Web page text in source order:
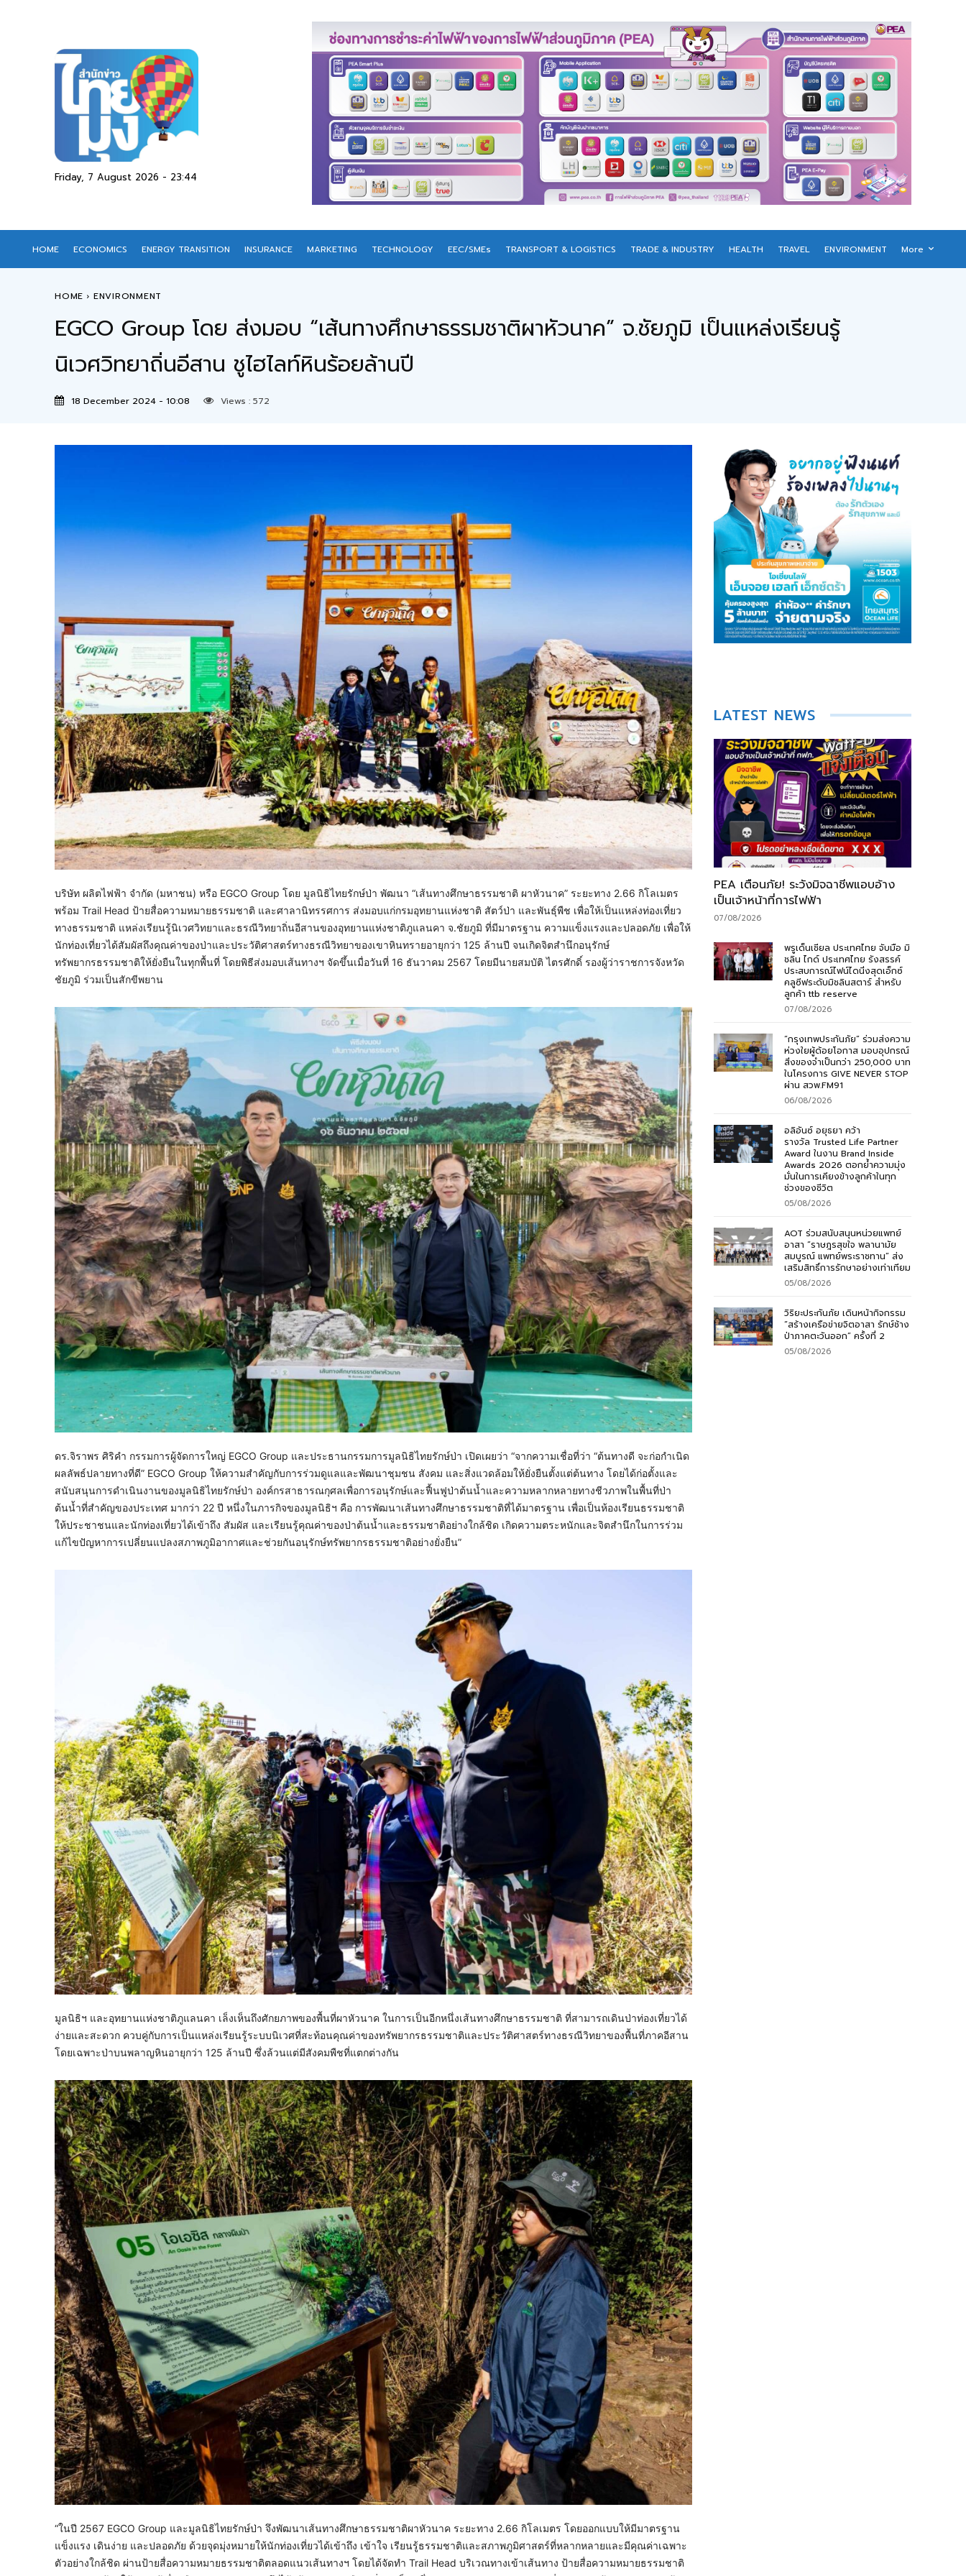
Friday, 7 August 2026 - 23:44
HOME ECONOMICS ENERGY TRANSITION INSURANCE MARKETING TECHNOLOGY EEC/SMEs TRANSPORT & LOGISTICS TRADE & INDUSTRY HEALTH TRAVEL ENVIRONMENT More
HOME ENVIRONMENT
EGCO Group โดย ส่งมอบ “เส้นทางศึกษาธรรมชาติผาหัวนาค” จ.ชัยภูมิ เป็นแหล่งเรียนรู้
นิเวศวิทยาถิ่นอีสาน ชูไฮไลท์หินร้อยล้านปี
18 December 2024 - 10:08 Views : 572
บริษัท ผลิตไฟฟ้า จำกัด (มหาชน) หรือ EGCO Group โดย มูลนิธิไทยรักษ์ป่า พัฒนา “เส้นทางศึกษาธรรมชาติ ผาหัวนาค” ระยะทาง 2.66 กิโลเมตร
พร้อม Trail Head ป้ายสื่อความหมายธรรมชาติ และศาลานิทรรศการ ส่งมอบแก่กรมอุทยานแห่งชาติ สัตว์ป่า และพันธุ์พืช เพื่อให้เป็นแหล่งท่องเที่ยว
ทางธรรมชาติ แหล่งเรียนรู้นิเวศวิทยาและธรณีวิทยาถิ่นอีสานของอุทยานแห่งชาติภูแลนคา จ.ชัยภูมิ ที่มีมาตรฐาน ความแข็งแรงและปลอดภัย เพื่อให้
นักท่องเที่ยวได้สัมผัสถึงคุณค่าของป่าและประวัติศาสตร์ทางธรณีวิทยาของเขาหินทรายอายุกว่า 125 ล้านปี จนเกิดจิตสำนึกอนุรักษ์
ทรัพยากรธรรมชาติให้ยั่งยืนในทุกพื้นที่ โดยพิธีส่งมอบเส้นทางฯ จัดขึ้นเมื่อวันที่ 16 ธันวาคม 2567 โดยมีนายสมบัติ ไตรศักดิ์ รองผู้ว่าราชการจังหวัด
ชัยภูมิ ร่วมเป็นสักขีพยาน
ดร.จิราพร ศิริคำ กรรมการผู้จัดการใหญ่ EGCO Group และประธานกรรมการมูลนิธิไทยรักษ์ป่า เปิดเผยว่า “จากความเชื่อที่ว่า “ต้นทางดี จะก่อกำเนิด
ผลลัพธ์ปลายทางที่ดี” EGCO Group ให้ความสำคัญกับการร่วมดูแลและพัฒนาชุมชน สังคม และสิ่งแวดล้อมให้ยั่งยืนตั้งแต่ต้นทาง โดยได้ก่อตั้งและ
สนับสนุนการดำเนินงานของมูลนิธิไทยรักษ์ป่า องค์กรสาธารณกุศลเพื่อการอนุรักษ์และฟื้นฟูป่าต้นน้ำและความหลากหลายทางชีวภาพในพื้นที่ป่า
ต้นน้ำที่สำคัญของประเทศ มากว่า 22 ปี หนึ่งในภารกิจของมูลนิธิฯ คือ การพัฒนาเส้นทางศึกษาธรรมชาติที่ได้มาตรฐาน เพื่อเป็นห้องเรียนธรรมชาติ
ให้ประชาชนและนักท่องเที่ยวได้เข้าถึง สัมผัส และเรียนรู้คุณค่าของป่าต้นน้ำและธรรมชาติอย่างใกล้ชิด เกิดความตระหนักและจิตสำนึกในการร่วม
แก้ไขปัญหาการเปลี่ยนแปลงสภาพภูมิอากาศและช่วยกันอนุรักษ์ทรัพยากรธรรมชาติอย่างยั่งยืน”
มูลนิธิฯ และอุทยานแห่งชาติภูแลนคา เล็งเห็นถึงศักยภาพของพื้นที่ผาหัวนาค ในการเป็นอีกหนึ่งเส้นทางศึกษาธรรมชาติ ที่สามารถเดินป่าท่องเที่ยวได้
ง่ายและสะดวก ควบคู่กับการเป็นแหล่งเรียนรู้ระบบนิเวศที่สะท้อนคุณค่าของทรัพยากรธรรมชาติและประวัติศาสตร์ทางธรณีวิทยาของพื้นที่ภาคอีสาน
โดยเฉพาะป่าบนพลาญหินอายุกว่า 125 ล้านปี ซึ่งล้วนแต่มีสังคมพืชที่แตกต่างกัน
“ในปี 2567 EGCO Group และมูลนิธิไทยรักษ์ป่า จึงพัฒนาเส้นทางศึกษาธรรมชาติผาหัวนาค ระยะทาง 2.66 กิโลเมตร โดยออกแบบให้มีมาตรฐาน
แข็งแรง เดินง่าย และปลอดภัย ด้วยจุดมุ่งหมายให้นักท่องเที่ยวได้เข้าถึง เข้าใจ เรียนรู้ธรรมชาติและสภาพภูมิศาสตร์ที่หลากหลายและมีคุณค่าเฉพาะ
ตัวอย่างใกล้ชิด ผ่านป้ายสื่อความหมายธรรมชาติตลอดแนวเส้นทางฯ โดยได้จัดทำ Trail Head บริเวณทางเข้าเส้นทาง ป้ายสื่อความหมายธรรมชาติ
LATEST NEWS
PEA เตือนภัย! ระวังมิจฉาชีพแอบอ้าง
เป็นเจ้าหน้าที่การไฟฟ้า
07/08/2026
พรูเด็นเชียล ประเทศไทย จับมือ มิ
ชลิน ไกด์ ประเทศไทย รังสรรค์
ประสบการณ์ไฟน์ไดนิ่งสุดเอ็กซ์
คลูซีฟระดับมิชลินสตาร์ สำหรับ
ลูกค้า ttb reserve
07/08/2026
“กรุงเทพประกันภัย” ร่วมส่งความ
ห่วงใยผู้ด้อยโอกาส มอบอุปกรณ์
สิ่งของจำเป็นกว่า 250,000 บาท
ในโครงการ GIVE NEVER STOP
ผ่าน สวพ.FM91
06/08/2026
อลิอันซ์ อยุธยา คว้า
รางวัล Trusted Life Partner
Award ในงาน Brand Inside
Awards 2026 ตอกย้ำความมุ่ง
มั่นในการเคียงข้างลูกค้าในทุก
ช่วงของชีวิต
05/08/2026
AOT ร่วมสนับสนุนหน่วยแพทย์
อาสา “ราษฎรสุขใจ พลานามัย
สมบูรณ์ แพทย์พระราชทาน” ส่ง
เสริมสิทธิ์การรักษาอย่างเท่าเทียม
05/08/2026
วิริยะประกันภัย เดินหน้ากิจกรรม
“สร้างเครือข่ายจิตอาสา รักษ์ช้าง
ป่าภาคตะวันออก” ครั้งที่ 2
05/08/2026